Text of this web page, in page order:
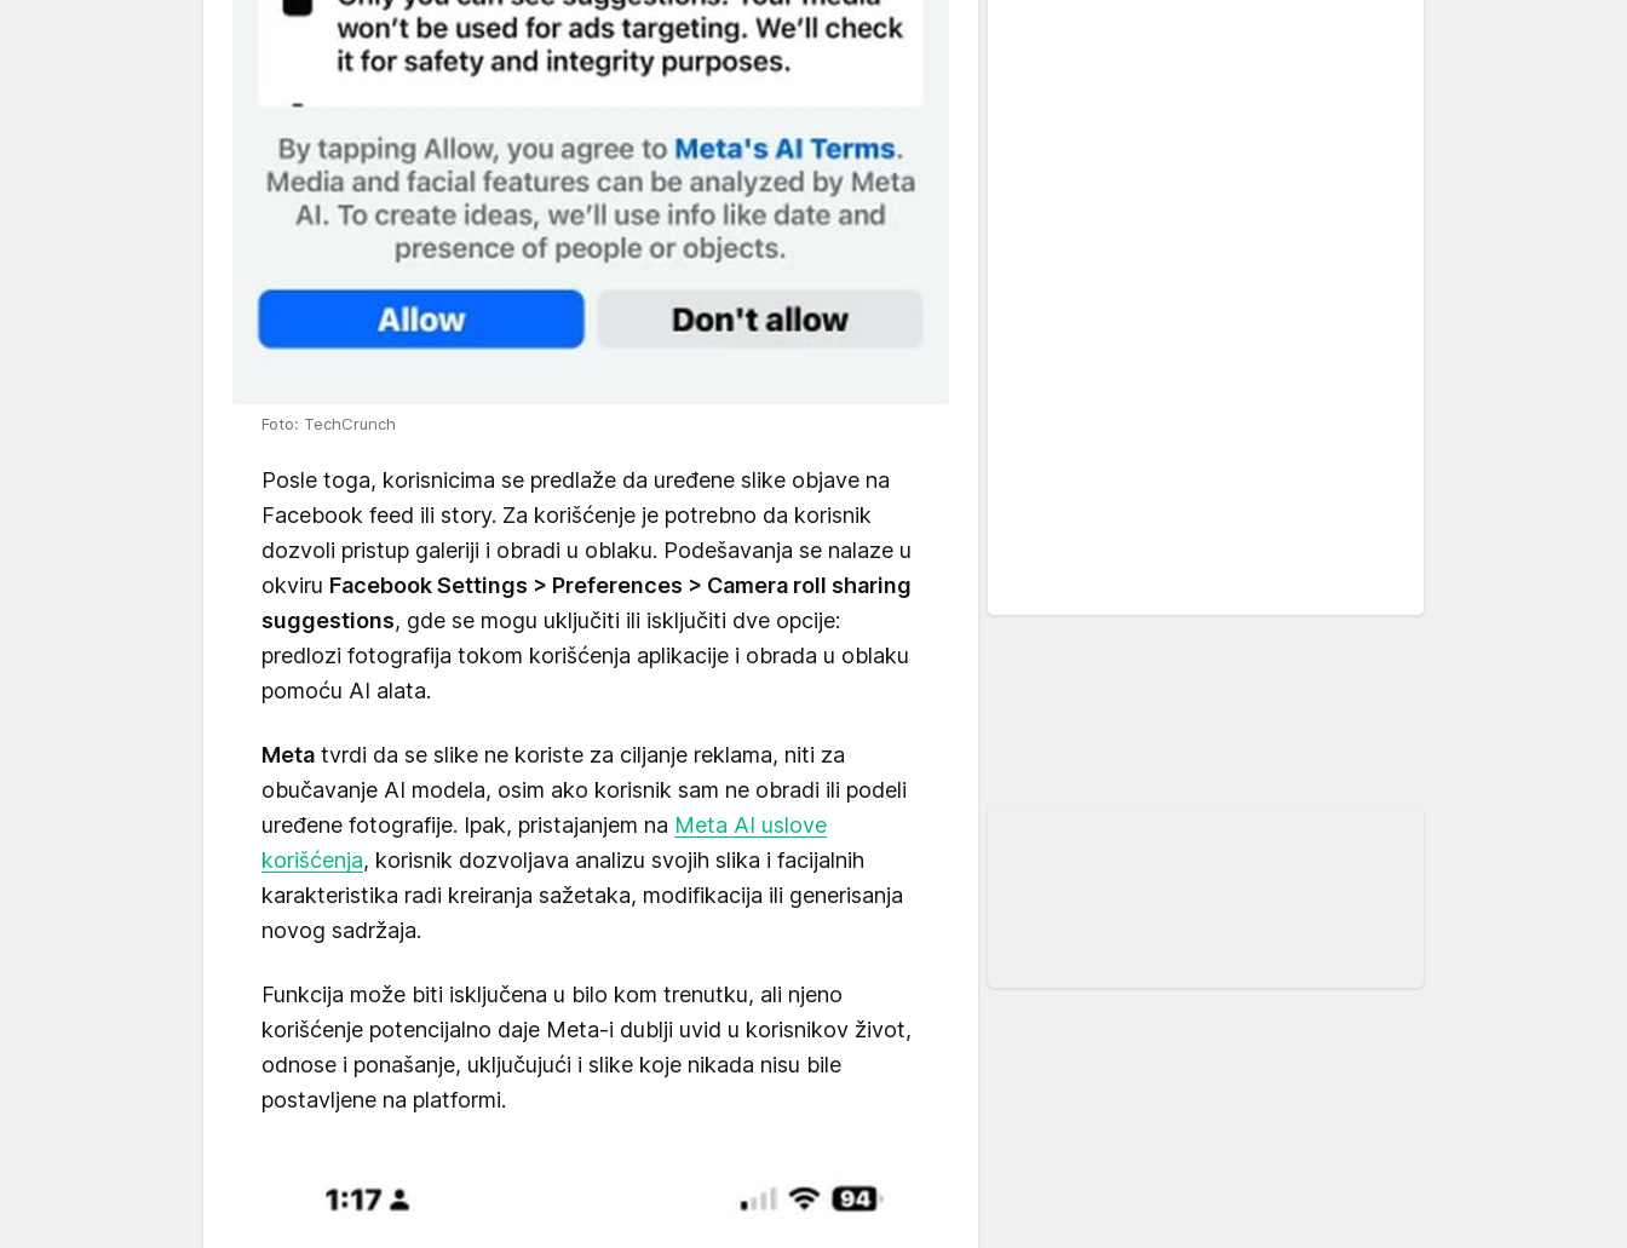
Foto: TechCrunch
Posle toga, korisnicima se predlaže da uređene slike objave na
Facebook feed ili story. Za korišćenje je potrebno da korisnik
dozvoli pristup galeriji i obradi u oblaku. Podešavanja se nalaze u
okviru Facebook Settings > Preferences > Camera roll sharing
suggestions, gde se mogu uključiti ili isključiti dve opcije:
predlozi fotografija tokom korišćenja aplikacije i obrada u oblaku
pomoću AI alata.
Meta tvrdi da se slike ne koriste za ciljanje reklama, niti za
obučavanje AI modela, osim ako korisnik sam ne obradi ili podeli
uređene fotografije. Ipak, pristajanjem na Meta AI uslove
korišćenja, korisnik dozvoljava analizu svojih slika i facijalnih
karakteristika radi kreiranja sažetaka, modifikacija ili generisanja
novog sadržaja.
Funkcija može biti isključena u bilo kom trenutku, ali njeno
korišćenje potencijalno daje Meta-i dublji uvid u korisnikov život,
odnose i ponašanje, uključujući i slike koje nikada nisu bile
postavljene na platformi.